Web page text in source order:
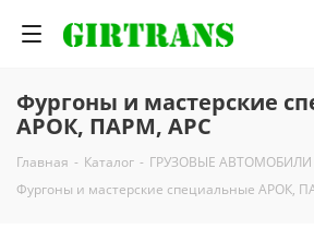
Фургоны и мастерские
АРОК, ПАРМ, АРС
Главная - Каталог - ГРУЗОВЫЕ АВТОМОБИЛИ
Фургоны и мастерские специальные АРОК,